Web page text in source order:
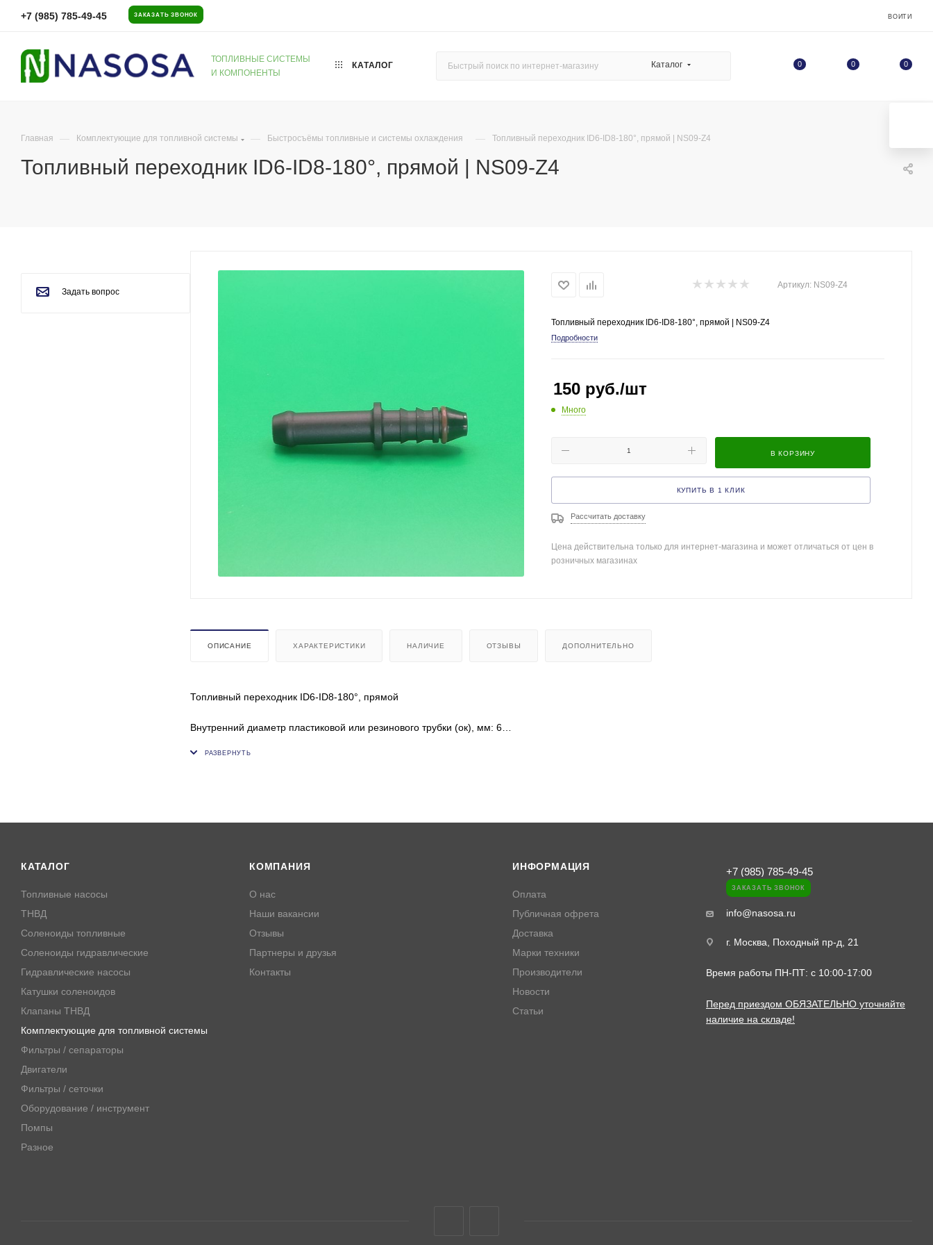
+7 (985) 785-49-45 ЗАКАЗАТЬ ЗВОНОК ВОЙТИ
ТОПЛИВНЫЕ СИСТЕМЫ
И КОМПОНЕНТЫ
КАТАЛОГ Каталог 0 0 0
Главная — Комплектующие для топливной системы — Быстросъёмы топливные и системы охлаждения — Топливный переходник ID6-ID8-180°, прямой | NS09-Z4
Топливный переходник ID6-ID8-180°, прямой | NS09-Z4
Артикул: NS09-Z4
Топливный переходник ID6-ID8-180°, прямой | NS09-Z4
Подробности
150 руб./шт
Много
В КОРЗИНУ
КУПИТЬ В 1 КЛИК
Рассчитать доставку
Цена действительна только для интернет-магазина и может отличаться от цен в
розничных магазинах
ОПИСАНИЕ ХАРАКТЕРИСТИКИ НАЛИЧИЕ ОТЗЫВЫ ДОПОЛНИТЕЛЬНО
Топливный переходник ID6-ID8-180°, прямой
Внутренний диаметр пластиковой или резинового трубки (ок), мм: 6
Задать вопрос
КАТАЛОГ
Топливные насосы
ТНВД
Соленоиды топливные
Соленоиды гидравлические
Гидравлические насосы
Катушки соленоидов
Клапаны ТНВД
Комплектующие для топливной системы
Фильтры / сепараторы
Двигатели
Фильтры / сеточки
Оборудование / инструмент
Помпы
Разное
КОМПАНИЯ
О нас
Наши вакансии
Отзывы
Партнеры и друзья
Контакты
ИНФОРМАЦИЯ
Оплата
Публичная офрета
Доставка
Марки техники
Производители
Новости
Статьи
+7 (985) 785-49-45
ЗАКАЗАТЬ ЗВОНОК
info@nasosa.ru
г. Москва, Походный пр-д, 21
Время работы ПН-ПТ: с 10:00-17:00
Перед приездом ОБЯЗАТЕЛЬНО уточняйте
наличие на складе!